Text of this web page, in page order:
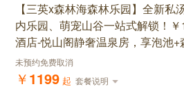
【三英x森林海森林乐园】全新私
内乐园、萌宠山谷一站式解锁！
酒店-悦山阁静奢温泉房，享泡池
未预约免费取消
￥1199 起 套餐说明